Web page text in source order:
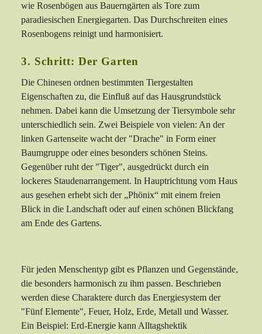
wie Rosenbögen aus Bauerngärten als Tore zum
paradiesischen Energiegarten. Das Durchschreiten eines
Rosenbogens reinigt und harmonisiert.
3. Schritt: Der Garten
Die Chinesen ordnen bestimmten Tiergestalten
Eigenschaften zu, die Einfluß auf das Hausgrundstück
nehmen. Dabei kann die Umsetzung der Tiersymbole sehr
unterschiedlich sein. Zwei Beispiele von vielen: An der
linken Gartenseite wacht der "Drache" in Form einer
Baumgruppe oder eines besonders schönen Steins.
Gegenüber ruht der "Tiger", ausgedrückt durch ein
lockeres Staudenarrangement. In Hauptrichtung vom Haus
aus gesehen erhebt sich der „Phönix“ mit einem freien
Blick in die Landschaft oder auf einen schönen Blickfang
am Ende des Gartens.
Für jeden Menschentyp gibt es Pflanzen und Gegenstände,
die besonders harmonisch zu ihm passen. Beschrieben
werden diese Charaktere durch das Energiesystem der
"Fünf Elemente", Feuer, Holz, Erde, Metall und Wasser.
Ein Beispiel: Erd-Energie kann Alltagshektik